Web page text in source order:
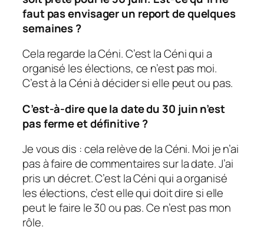
faut pas envisager un report de quelques
semaines ?
Cela regarde la Céni. C’est la Céni qui a
organisé les élections, ce n’est pas moi.
C’est à la Céni à décider si elle peut ou pas.
C’est-à-dire que la date du 30 juin n’est
pas ferme et définitive ?
Je vous dis : cela relève de la Céni. Moi je n’ai
pas à faire de commentaires sur la date. J’ai
pris un décret. C’est la Céni qui a organisé
les élections, c’est elle qui doit dire si elle
peut le faire le 30 ou pas. Ce n’est pas mon
rôle.